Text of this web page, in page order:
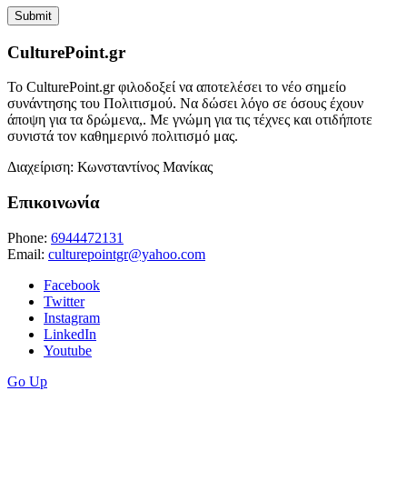
CulturePoint.gr
Το CulturePoint.gr φιλοδοξεί να αποτελέσει το νέο σημείο
συνάντησης του Πολιτισμού. Να δώσει λόγο σε όσους έχουν
άποψη για τα δρώμενα,. Με γνώμη για τις τέχνες και οτιδήποτε
συνιστά τον καθημερινό πολιτισμό μας.
Διαχείριση: Κωνσταντίνος Μανίκας
Επικοινωνία
Phone: 6944472131
Email: culturepointgr@yahoo.com
Facebook
Twitter
Instagram
LinkedIn
Youtube
Go Up